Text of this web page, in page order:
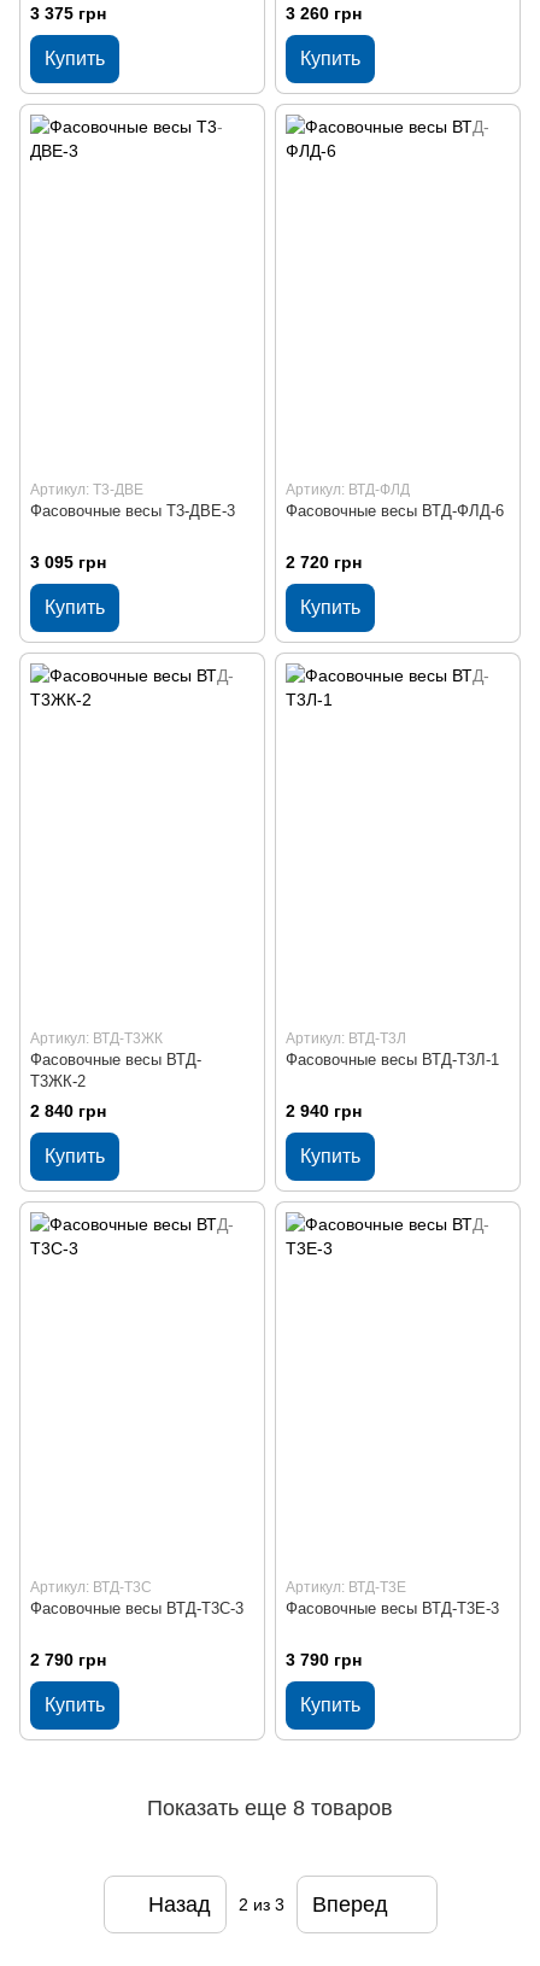
3 375 грн
Купить
3 260 грн
Купить
Артикул: Т3-ДВЕ
Фасовочные весы Т3-ДВЕ-3
3 095 грн
Купить
Артикул: ВТД-ФЛД
Фасовочные весы ВТД-ФЛД-6
2 720 грн
Купить
Артикул: ВТД-Т3ЖК
Фасовочные весы ВТД-
Т3ЖК-2
2 840 грн
Купить
Артикул: ВТД-Т3Л
Фасовочные весы ВТД-Т3Л-1
2 940 грн
Купить
Артикул: ВТД-Т3С
Фасовочные весы ВТД-Т3С-3
2 790 грн
Купить
Артикул: ВТД-Т3Е
Фасовочные весы ВТД-Т3Е-3
3 790 грн
Купить
Показать еще 8 товаров
Назад 2 из 3 Вперед